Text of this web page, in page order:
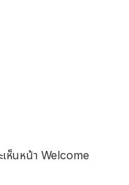
เห็นหน้า Welcome